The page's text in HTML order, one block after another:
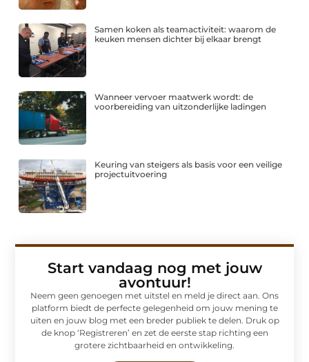
Samen koken als teamactiviteit: waarom de
keuken mensen dichter bij elkaar brengt
Wanneer vervoer maatwerk wordt: de
voorbereiding van uitzonderlijke ladingen
Keuring van steigers als basis voor een veilige
projectuitvoering
Start vandaag nog met jouw
avontuur!
Neem geen genoegen met uitstel en meld je direct aan. Ons
platform biedt de perfecte gelegenheid om jouw mening te
uiten en jouw blog met een breder publiek te delen. Druk op
de knop ‘Registreren’ en zet de eerste stap richting een
grotere zichtbaarheid en ontwikkeling.